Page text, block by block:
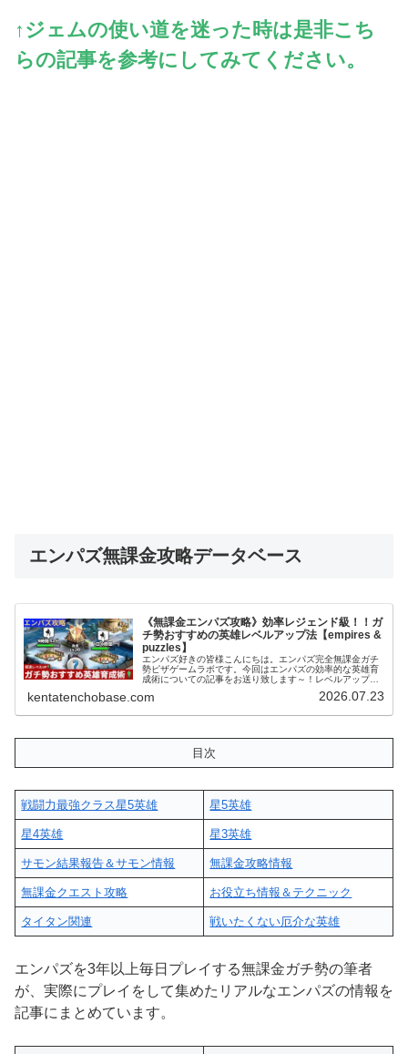
↑ジェムの使い道を迷った時は是非こち
らの記事を参考にしてみてください。
エンパズ無課金攻略データベース
《無課金エンパズ攻略》効率レジェンド級！！ガ
チ勢おすすめの英雄レベルアップ法【empires &
puzzles】
エンパズ好きの皆様こんにちは。エンパズ完全無課金ガチ
勢ピザゲームラボです。今回はエンパズの効率的な英雄育
成術についての記事をお送り致します～！レベルアップ効
window.adsbygoo...
kentatenchobase.com 2026.07.23
目次
戦闘力最強クラス星5英雄 星5英雄
星4英雄 星3英雄
サモン結果報告＆サモン情報 無課金攻略情報
無課金クエスト攻略 お役立ち情報＆テクニック
タイタン関連 戦いたくない厄介な英雄
エンパズを3年以上毎日プレイする無課金ガチ勢の筆者
が、実際にプレイをして集めたリアルなエンパズの情報を
記事にまとめています。